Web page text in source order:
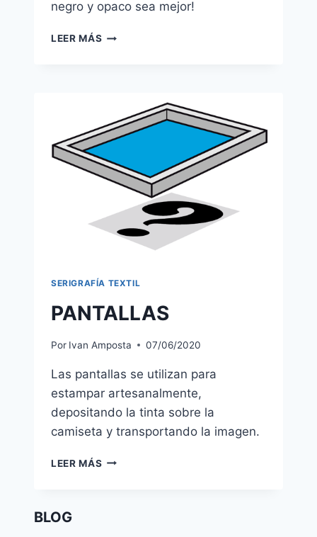
negro y opaco sea mejor!
LEER MÁS FOTOLITOS
SERIGRAFÍA TEXTIL
PANTALLAS
Por Ivan Amposta 07/06/2020
Las pantallas se utilizan para
estampar artesanalmente,
depositando la tinta sobre la
camiseta y transportando la imagen.
LEER MÁS PANTALLAS
BLOG